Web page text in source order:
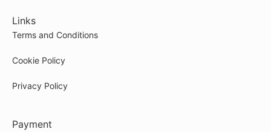
Links
Terms and Conditions
Cookie Policy
Privacy Policy
Payment